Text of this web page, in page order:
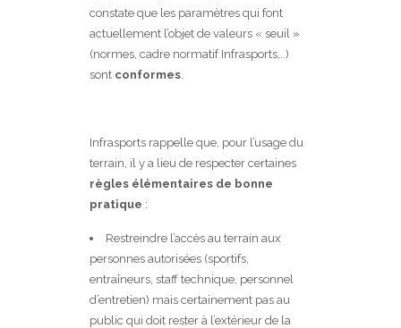
constate que les paramètres qui font
actuellement l’objet de valeurs « seuil »
(normes, cadre normatif Infrasports,..)
sont conformes
Infrasports rappelle que, pour l’usage du
terrain, il y a lieu de respecter certaines
règles élémentaires de bonne
pratique :
Restreindre l’accès au terrain aux
personnes autorisées (sportifs,
entraîneurs, staff technique, personnel
d’entretien) mais certainement pas au
public qui doit rester à l’extérieur de la